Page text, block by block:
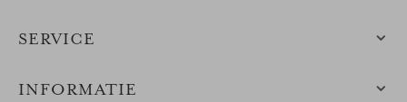
SERVICE
INFORMATIE